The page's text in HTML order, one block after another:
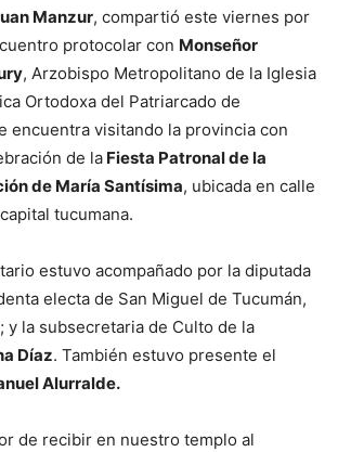
Manzur, compartió este viernes por
protocolar con Monseñor
, Arzobispo Metropolitano de la Iglesia
Ortodoxa del Patriarcado de
encuentra visitando la provincia con
de la Fiesta Patronal de la
de María Santísima, ubicada en calle
tucumana.
estuvo acompañado por la diputada
electa de San Miguel de Tucumán,
; y la subsecretaria de Culto de la
Díaz. También estuvo presente el
Alurralde.
de recibir en nuestro templo al